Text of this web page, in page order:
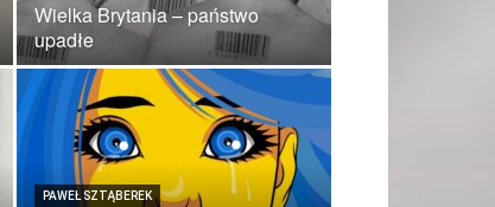
Wielka Brytania – państwo
upadłe
PAWEŁ SZTĄBEREK